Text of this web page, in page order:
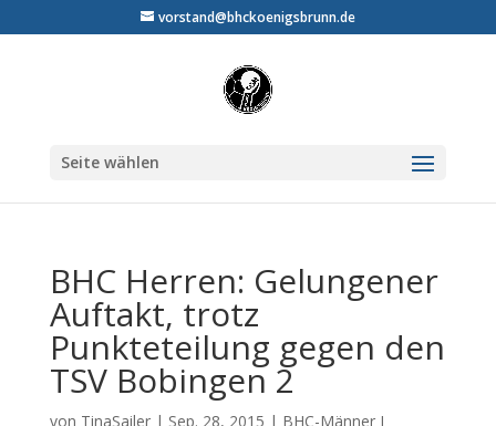
vorstand@bhckoenigsbrunn.de
Seite wählen
BHC Herren: Gelungener
Auftakt, trotz
Punkteteilung gegen den
TSV Bobingen 2
von TinaSailer| Sep. 28, 2015 | BHC-Männer I